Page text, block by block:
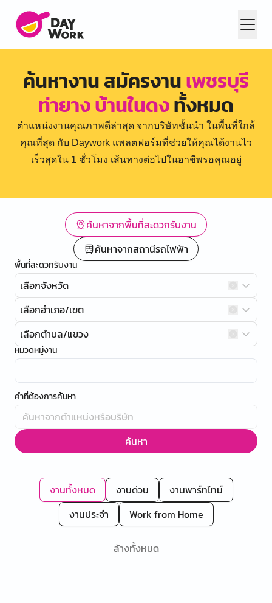
ค้นหางาน สมัครงานเพชรบุรี
ท่ายาง บ้านในดงทั้งหมด
ตำแหน่งงานคุณภาพดีล่าสุด จากบริษัทชั้นนำ ในพื้นที่ใกล้
คุณที่สุด กับ Daywork แพลตฟอร์มที่ช่วยให้คุณได้งานไว
เร็วสุดใน 1 ชั่วโมง เส้นทางต่อไปในอาชีพรอคุณอยู่
ค้นหาจากพื้นที่สะดวกรับงาน
ค้นหาจากสถานีรถไฟฟ้า
พื้นที่สะดวกรับงาน
เลือกจังหวัด
เลือกอำเภอ/เขต
เลือกตำบล/แขวง
หมวดหมู่งาน
คำที่ต้องการค้นหา
ค้นหา
งานทั้งหมด งานด่วน
งานพาร์ทไทม์
งานประจำ
Work from Home
ล้างทั้งหมด